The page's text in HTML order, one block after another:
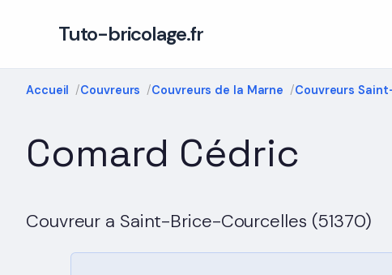
Tuto-bricolage.fr
Accueil Couvreurs Couvreurs de la Marne Couvreurs
Comard Cédric
Couvreur a Saint-Brice-Courcelles (51370)